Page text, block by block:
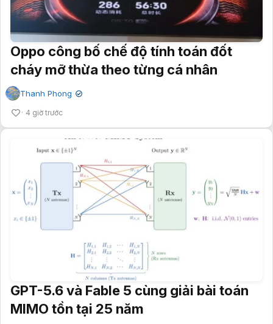
Oppo công bố chế độ tính toán đốt
cháy mỡ thừa theo từng cá nhân
Thanh Phong ✔
4 giờ trước
GPT-5.6 và Fable 5 cùng giải bài toán
MIMO tồn tại 25 năm